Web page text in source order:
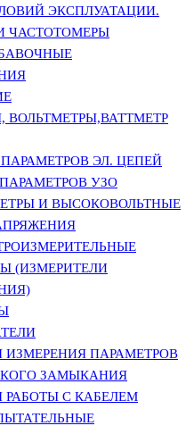
ЭКСПЛУАТАЦИИ.
ЧАСТОТОМЕРЫ
ВОЛЬТМЕТРЫ,ВАТТМЕТР
ЭЛ. ЦЕПЕЙ
УЗО
И ВЫСОКОВОЛЬТНЫЕ
(ИЗМЕРИТЕЛИ
ИЗМЕРЕНИЯ ПАРАМЕТРОВ
ЗАМЫКАНИЯ
РАБОТЫ С КАБЕЛЕМ